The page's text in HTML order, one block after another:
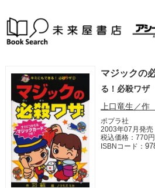
マジックの
る！必殺ワザ
上口竜生／作
ポプラ社
2003年07月発売
税込価格：770円
ISBNコード：